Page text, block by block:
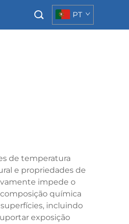
PT
de temperatura
e propriedades de
impede o
química
incluindo
exposição